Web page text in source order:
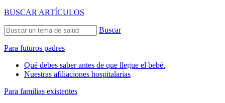
BUSCAR ARTÍCULOS
Buscar
Para futuros padres
Qué debes saber antes de que llegue el bebé.
Nuestras afiliaciones hospitalarias
Para familias existentes